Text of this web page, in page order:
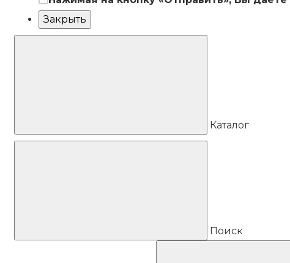
Закрыть
Каталог
Поиск